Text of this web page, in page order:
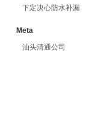
下定决心防水补漏
Meta
汕头清通公司